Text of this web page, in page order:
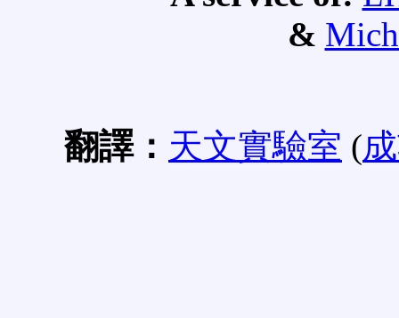
&
翻譯： 天文實驗室 (